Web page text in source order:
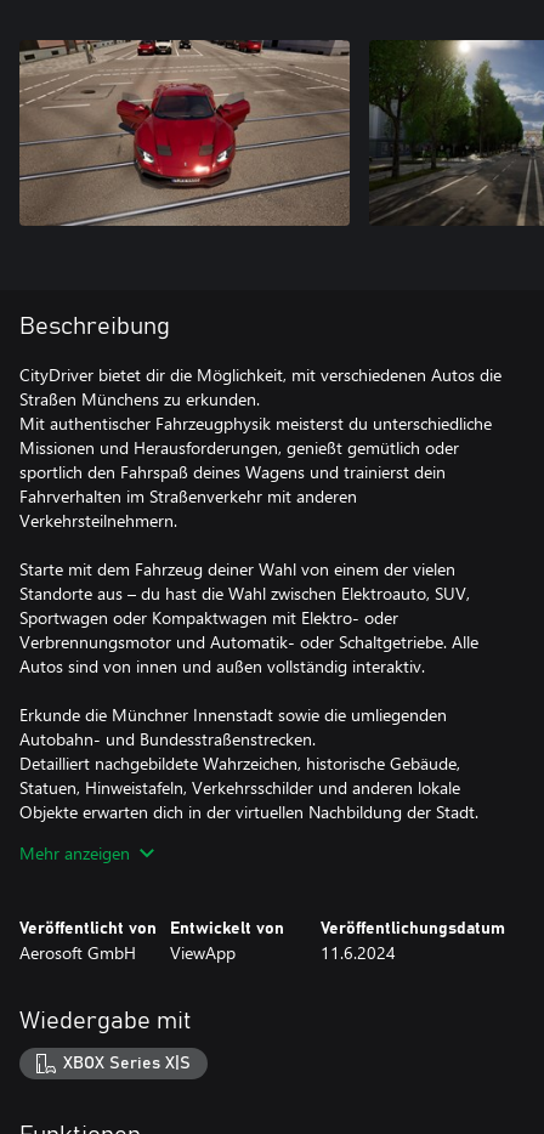
Beschreibung
CityDriver bietet dir die Möglichkeit, mit verschiedenen Autos die
Straßen Münchens zu erkunden.
Mit authentischer Fahrzeugphysik meisterst du unterschiedliche
Missionen und Herausforderungen, genießt gemütlich oder
sportlich den Fahrspaß deines Wagens und trainierst dein
Fahrverhalten im Straßenverkehr mit anderen
Verkehrsteilnehmern.
Starte mit dem Fahrzeug deiner Wahl von einem der vielen
Standorte aus – du hast die Wahl zwischen Elektroauto, SUV,
Sportwagen oder Kompaktwagen mit Elektro- oder
Verbrennungsmotor und Automatik- oder Schaltgetriebe. Alle
Autos sind von innen und außen vollständig interaktiv.
Erkunde die Münchner Innenstadt sowie die umliegenden
Autobahn- und Bundesstraßenstrecken.
Detailliert nachgebildete Wahrzeichen, historische Gebäude,
Statuen, Hinweistafeln, Verkehrsschilder und anderen lokale
Objekte erwarten dich in der virtuellen Nachbildung der Stadt.
Personentransporte oder Abhol- und Zustellmissionen
Beweis stellen. Hast du dein Auto so gut unter Kontrolle, dass dir
weder Slalom noch Ausweichen Probleme bereiten?
Mehr anzeigen
Veröffentlicht von
Aerosoft GmbH
Entwickelt von
ViewApp
Veröffentlichungsdatum
11.6.2024
Wiedergabe mit
XBOX Series X|S